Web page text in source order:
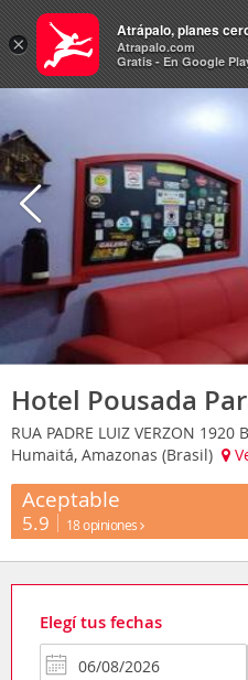
Hoteles
Hotel Pousada
RUA PADRE LUIZ VERZON 1920
Humaitá, Amazonas (Brasil)
Aceptable
5.9 18 opiniones
Elegí tus fechas
×
Atrápalo, planes
Atrapalo.com
Gratis - En Google